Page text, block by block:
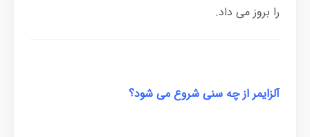
را بروز می داد.
آلزایمر از چه سنی شروع می شود؟